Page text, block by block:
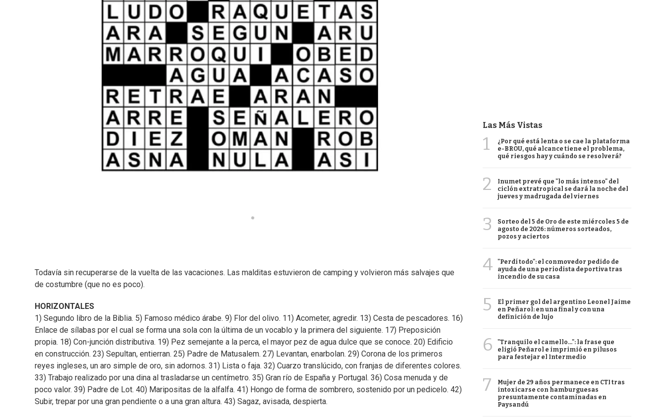
Todavía sin recuperarse de la vuelta de las vacaciones. Las malditas estuvieron de camping y volvieron más salvajes que
de costumbre (que no es poco).
HORIZONTALES
1) Segundo libro de la Biblia. 5) Famoso médico árabe. 9) Flor del olivo. 11) Acometer, agredir. 13) Cesta de pescadores. 16)
Enlace de sílabas por el cual se forma una sola con la última de un vocablo y la primera del siguiente. 17) Preposición
propia. 18) Con-junción distributiva. 19) Pez semejante a la perca, el mayor pez de agua dulce que se conoce. 20) Edificio
en construcción. 23) Sepultan, entierran. 25) Padre de Matusalem. 27) Levantan, enarbolan. 29) Corona de los primeros
reyes ingleses, un aro simple de oro, sin adornos. 31) Lista o faja. 32) Cuarzo translúcido, con franjas de diferentes colores.
33) Trabajo realizado por una dina al trasladarse un centímetro. 35) Gran río de España y Portugal. 36) Cosa menuda y de
poco valor. 39) Padre de Lot. 40) Maripositas de la alfalfa. 41) Hongo de forma de sombrero, sostenido por un pedicelo. 42)
Subir, trepar por una gran pendiente o a una gran altura. 43) Sagaz, avisada, despierta.
Las Más Vistas
1
¿Por qué está lenta o se cae la plataforma
e-BROU, qué alcance tiene el problema,
qué riesgos hay y cuándo se resolverá?
2
Inumet prevé que "lo más intenso" del
ciclón extratropical se dará la noche del
jueves y madrugada del viernes
3
Sorteo del 5 de Oro de este miércoles 5 de
agosto de 2026: números sorteados,
pozos y aciertos
4
"Perdí todo": el conmovedor pedido de
ayuda de una periodista deportiva tras
incendio de su casa
5
El primer gol del argentino Leonel Jaime
en Peñarol: en una final y con una
definición de lujo
6
"Tranquilo el camello...": la frase que
eligió Peñarol e imprimió en pilusos
para festejar el Intermedio
7
Mujer de 29 años permanece en CTI tras
intoxicarse con hamburguesas
presuntamente contaminadas en
Paysandú